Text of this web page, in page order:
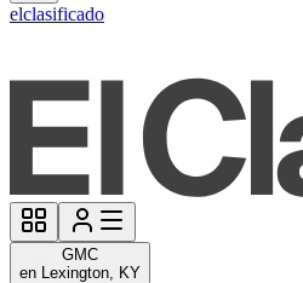
elclasificado
GMC
en Lexington, KY